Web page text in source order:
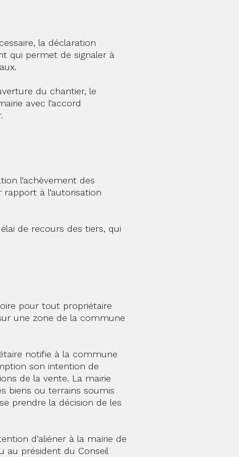
la déclaration
qui permet de signaler à
du chantier, le
avec l’accord
l’achèvement des
à l’autorisation
de recours des tiers, qui
pour tout propriétaire
une zone de la commune
notifie à la commune
son intention de
de la vente. La mairie
biens ou terrains soumis
prendre la décision de les
d’aliéner à la mairie de
au président du Conseil